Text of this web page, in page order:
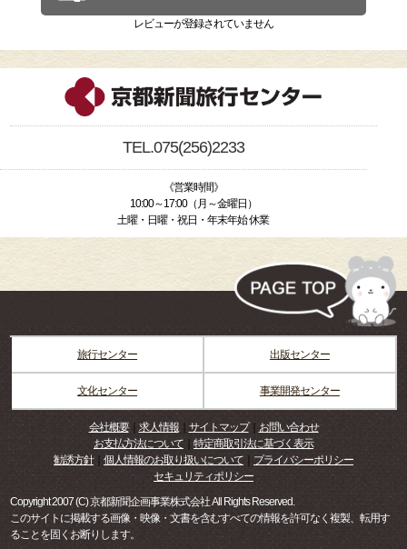
レビューが登録されていません
TEL.075(256)2233
《営業時間》
10:00～17:00（月～金曜日）
土曜・日曜・祝日・年末年始 休業
旅行センター 出版センター
文化センター 事業開発センター
会社概要｜ 求人情報｜ サイトマップ｜
お問い合わせ
お支払方法について
特定商取引法に基づく表示
勧誘方針｜ 個人情報のお取り扱いについて
プライバシーポリシー
セキュリティポリシー
Copyright 2007 (C) 京都新聞企画事業株式会社 All Rights Reserved.
このサイトに掲載する画像・映像・文書を含むすべての情報を許可なく複製、転用す
ることを固くお断りします。